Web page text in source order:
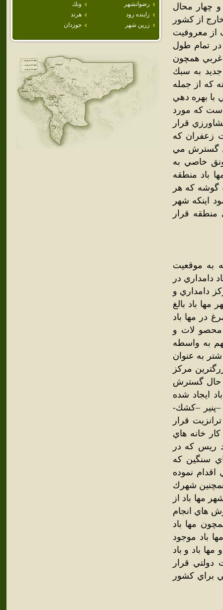
رضوانشهر
ونك
زاينده رود
هرند
زرين شهر
جوزدان
چهار محال
از كشور
معروفيت
تمام طول
غربي همچون
به سبك
كه از جمله
از 40 هكتار از اراضي با بهره دهي
كه مورد
قرار
زعفران كه
گسترش مي
خاصي به
باد منطقه
كه هر
اينكه شهر
قرار
به موقعيت
دامداري در
دامداري و
باد بالغ
در مها باد
محصو لات و
به واسطه
به عنوان
مركز
حال گسترش
ايجاد شده
–كشك-
قرار
خانه هاي
ريس كه در
سنگين كه
نموده
شهرك
مها باد از
هاي انجام
مها باد
باد موجود
باد و باد
قرار
براي كشور